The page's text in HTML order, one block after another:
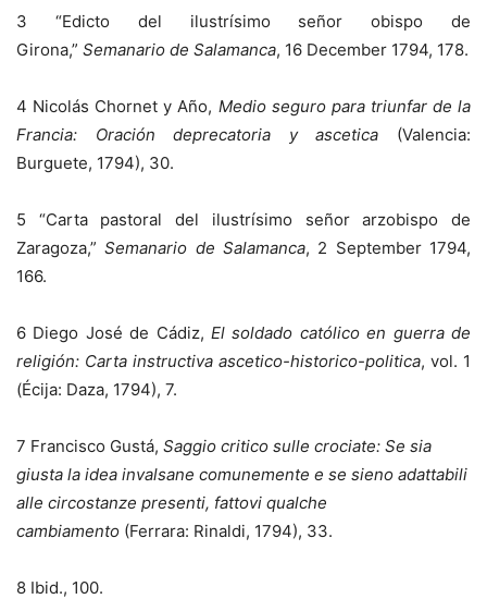
3 “Edicto del ilustrísimo señor obispo de
Girona,” Semanario de Salamanca, 16 December 1794, 178.
4 Nicolás Chornet y Año, Medio seguro para triunfar de la
Francia: Oración deprecatoria y ascetica (Valencia:
Burguete, 1794), 30.
5 “Carta pastoral del ilustrísimo señor arzobispo de
Zaragoza,”Semanario de Salamanca, 2 September 1794,
166.
6 Diego José de Cádiz, El soldado católico en guerra de
religión: Carta instructiva ascetico-historico-politica, vol. 1
(Écija: Daza, 1794), 7.
7 Francisco Gustá, Saggio critico sulle crociate: Se sia
giusta la idea invalsane comunemente e se sieno adattabili
alle circostanze presenti, fattovi qualche
cambiamento (Ferrara: Rinaldi, 1794), 33.
8 Ibid., 100.